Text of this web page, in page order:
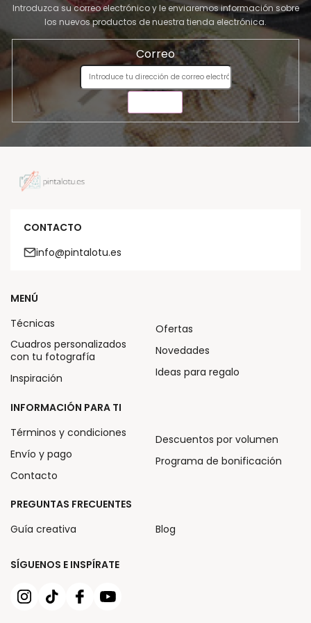
Introduzca su correo electrónico y le enviaremos información sobre
los nuevos productos de nuestra tienda electrónica.
Correo
CONTACTO
info@pintalotu.es
SÍGUENOS E INSPÍRATE
MENÚ
Técnicas
Cuadros personalizados
con tu fotografía
Inspiración
Ofertas
Novedades
Ideas para regalo
INFORMACIÓN PARA TI
Términos y condiciones
Envío y pago
Contacto
Descuentos por volumen
Programa de bonificación
PREGUNTAS FRECUENTES
Guía creativa
Blog